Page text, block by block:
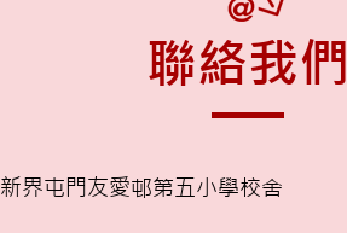
聯絡我們
新界屯門友愛邨第五小學校舍